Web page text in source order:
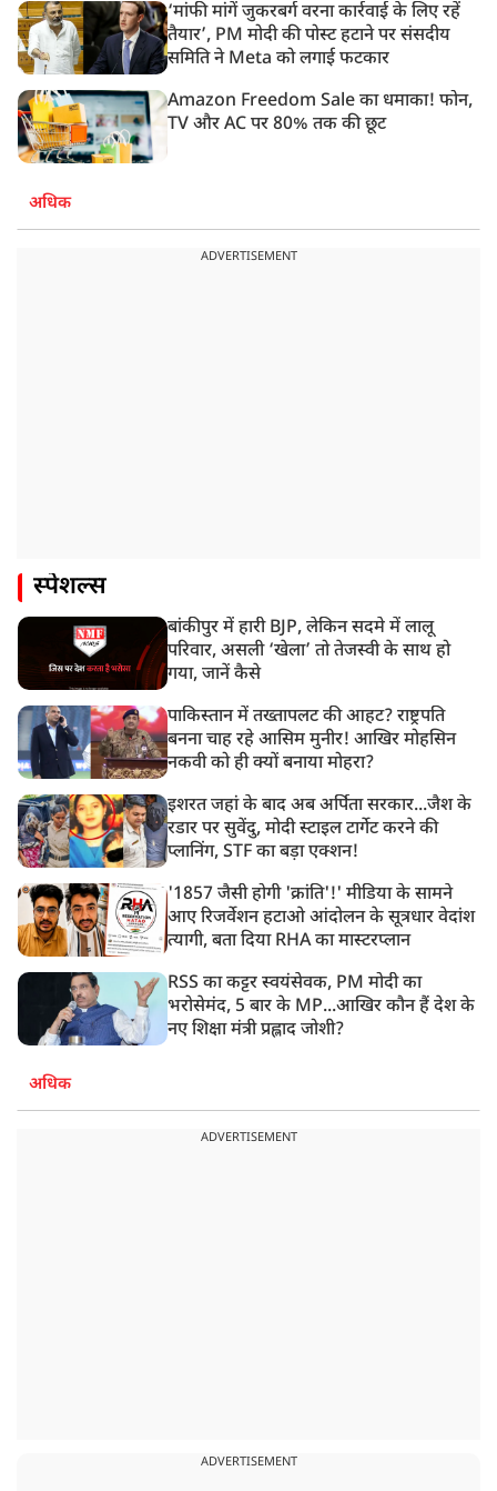
‘मांफी मांगें जुकरबर्ग वरना कार्रवाई के लिए रहें
तैयार’, PM मोदी की पोस्ट हटाने पर संसदीय
समिति ने Meta को लगाई फटकार
Amazon Freedom Sale का धमाका! फोन,
TV और AC पर 80% तक की छूट
अधिक
ADVERTISEMENT
स्पेशल्स
बांकीपुर में हारी BJP, लेकिन सदमे में लालू
परिवार, असली ‘खेला’ तो तेजस्वी के साथ हो
गया, जानें कैसे
पाकिस्तान में तख्तापलट की आहट? राष्ट्रपति
बनना चाह रहे आसिम मुनीर! आखिर मोहसिन
नकवी को ही क्यों बनाया मोहरा?
इशरत जहां के बाद अब अर्पिता सरकार...जैश के
रडार पर सुवेंदु, मोदी स्टाइल टार्गेट करने की
प्लानिंग, STF का बड़ा एक्शन!
'1857 जैसी होगी 'क्रांति'!' मीडिया के सामने
आए रिजर्वेशन हटाओ आंदोलन के सूत्रधार वेदांश
त्यागी, बता दिया RHA का मास्टरप्लान
RSS का कट्टर स्वयंसेवक, PM मोदी का
भरोसेमंद, 5 बार के MP...आखिर कौन हैं देश के
नए शिक्षा मंत्री प्रह्लाद जोशी?
अधिक
ADVERTISEMENT
ADVERTISEMENT